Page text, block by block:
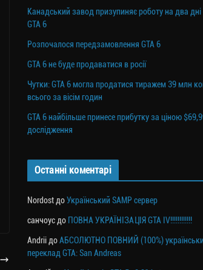
Канадський завод призупиняє роботу на два
GTA 6
Розпочалося передзамовлення GTA 6
GTA 6 не буде продаватися в росії
Чутки: GTA 6 могла продатися тиражем 39 млн
всього за вісім годин
GTA 6 найбільше принесе прибутку за ціною
дослідження
Останні коментарі
Nordost доУкраїнський SAMP сервер
санчоус до ПОВНА УКРАЇНІЗАЦІЯ GTA IV!!!!!!!!!!!!
Andrii доАБСОЛЮТНО ПОВНИЙ (100%)
переклад GTA: San Andreas